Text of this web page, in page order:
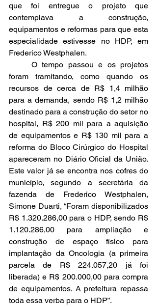
que foi entregue o projeto que
contemplava a construção,
equipamentos e reformas para que esta
especialidade estivesse no HDP, em
Frederico Westphalen.
foram tramitando, como quando os
recursos de cerca de R$ 1,4 milhão
para a demanda, sendo R$ 1,2 milhão
destinado para a construção do setor no
hospital, R$ 200 mil para a aquisição
de equipamentos e R$ 130 mil para a
reforma do Bloco Cirúrgico do Hospital
apareceram no Diário Oficial da União.
Este valor já se encontra nos cofres do
município, segundo a secretária da
fazenda de Frederico Westphalen,
Simone Duarti, “Foram disponibilizados
R$ 1.320.286,00 para o HDP, sendo R$
1.120.286,00 para ampliação e
construção de espaço físico para
implantação da Oncologia (a primeira
parcela de R$ 224.057,20 já foi
liberada) e R$ 200.000,00 para compra
de equipamentos. A prefeitura repassa
toda essa verba para o HDP”.